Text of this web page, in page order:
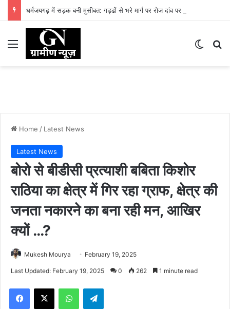
Menu
Home / Latest News
Latest News
बोरो से बीडीसी प्रत्याशी बबिता किशोर
राठिया का क्षेत्र में गिर रहा ग्राफ, क्षेत्र की
जनता नकारने का बना रही मन, आखिर
क्यों …?
Mukesh Mourya February 19, 2025
Last Updated: February 19, 2025 0 262 1 minute read
Facebook
X WhatsAppTelegram